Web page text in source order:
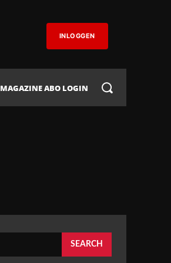
INLOGGEN
MAGAZINE ABO LOGIN
SEARCH